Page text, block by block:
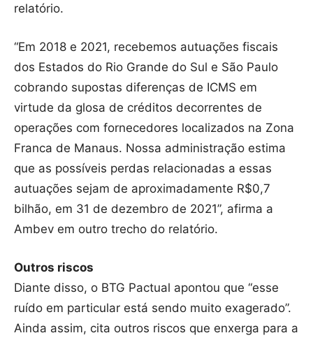
relatório.
“Em 2018 e 2021, recebemos autuações fiscais
dos Estados do Rio Grande do Sul e São Paulo
cobrando supostas diferenças de ICMS em
virtude da glosa de créditos decorrentes de
operações com fornecedores localizados na Zona
Franca de Manaus. Nossa administração estima
que as possíveis perdas relacionadas a essas
autuações sejam de aproximadamente R$0,7
bilhão, em 31 de dezembro de 2021”, afirma a
Ambev em outro trecho do relatório.
Outros riscos
Diante disso, o BTG Pactual apontou que “esse
ruído em particular está sendo muito exagerado”.
Ainda assim, cita outros riscos que enxerga para a